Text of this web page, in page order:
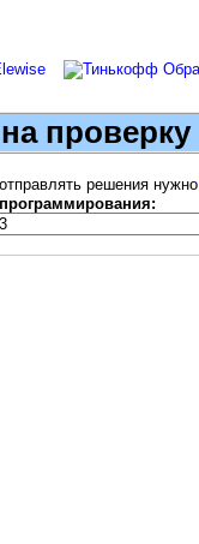
проверку
решения нужно